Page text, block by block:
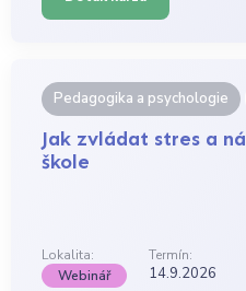
Pedagogika a psychologie
Jak zvládat stres a
škole
Lokalita:
Termín:
Webinář
14.9.2026